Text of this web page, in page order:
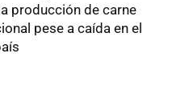
producción de carne
pese a caída en el